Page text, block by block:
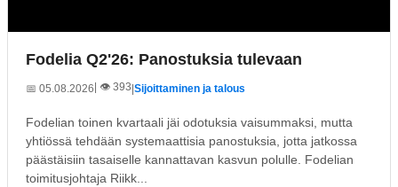
Fodelia Q2'26: Panostuksia tulevaan
📅 05.08.2026 | 👁️ 393|Sijoittaminen ja talous
Fodelian toinen kvartaali jäi odotuksia vaisummaksi, mutta
yhtiössä tehdään systemaattisia panostuksia, jotta jatkossa
päästäisiin tasaiselle kannattavan kasvun polulle. Fodelian
toimitusjohtaja Riikk...